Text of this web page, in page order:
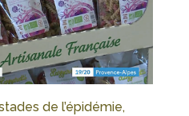
de l’épidémie,